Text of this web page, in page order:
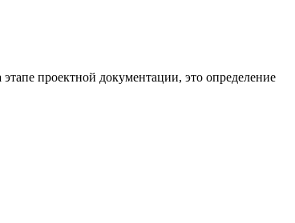
этапе проектной документации, это определение